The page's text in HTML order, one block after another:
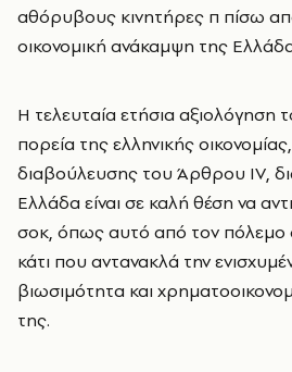
αθόρυβους κινητήρες π πίσω
οικονομική ανάκαμψη της
Η τελευταία ετήσια αξιολόγηση
πορεία της ελληνικής
διαβούλευσης του Άρθρου IV,
Ελλάδα είναι σε καλή θέση να
σοκ, όπως αυτό από τον πόλεμο
κάτι που αντανακλά την
βιωσιμότητα και
της.